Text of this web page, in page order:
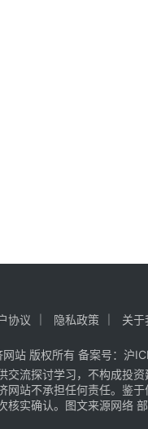
协议 隐私政策 关于
站 版权所有 备案号： 沪
交流探讨学习，不构成投
网站不承担任何责任。鉴
核实确认。图文来源网络